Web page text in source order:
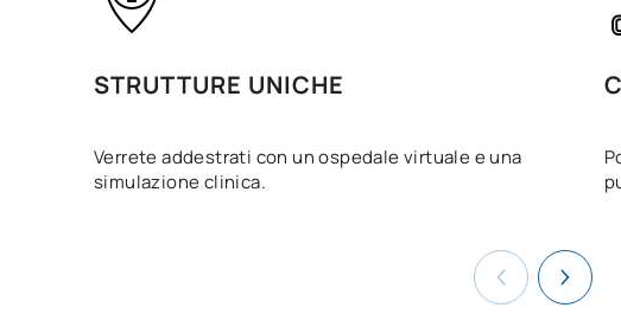
STRUTTURE UNICHE
Verrete addestrati con un ospedale virtuale e una
simulazione clinica.